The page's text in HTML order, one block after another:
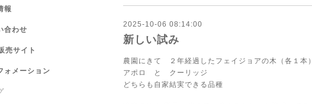
2025-10-06 08:14:00
新しい試み
農園にきて ２年経過したフェイジョアの木（各１本）
アポロ と クーリッジ
どちらも自家結実できる品種
報
合わせ
売サイト
ォメーション